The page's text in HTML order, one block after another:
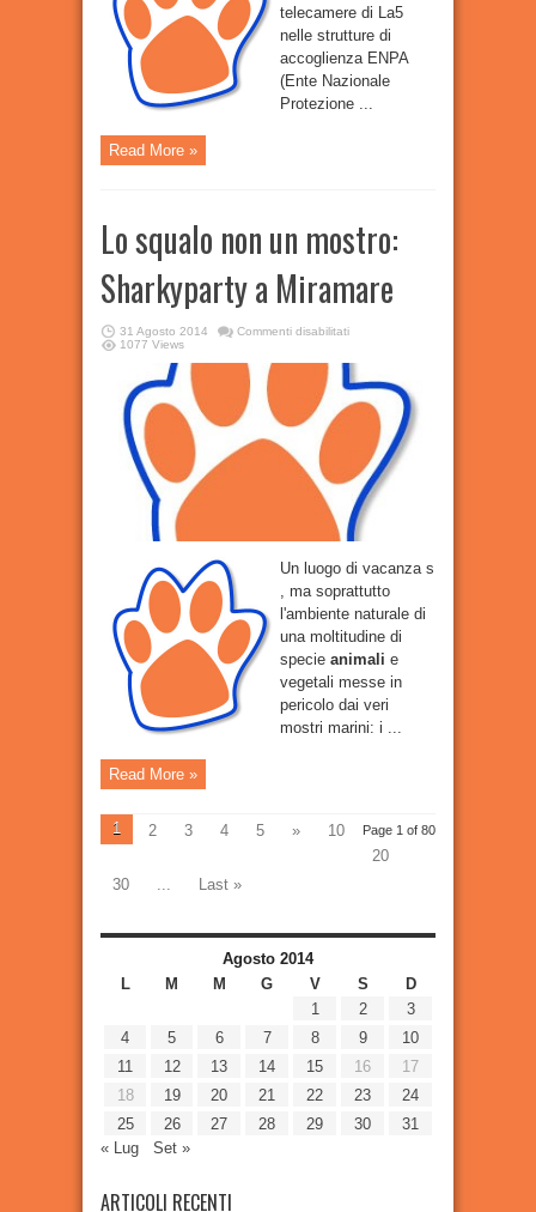
telecamere di La5
nelle strutture di
accoglienza ENPA
(Ente Nazionale
Protezione ...
Read More »
Lo squalo non un mostro:
Sharkyparty a Miramare
31 Agosto 2014 Commenti disabilitatisu
non
un
mostro:
Sharkyparty
Miramare
1077 Views
Un luogo di vacanza s
, ma soprattutto
l'ambiente naturale di
una moltitudine di
specie animali e
vegetali messe in
pericolo dai veri
mostri marini: i ...
Read More »
Page 1 of 80
1 2 3 4 5 »
10
20
30
... Last »
Agosto 2014
L
M M G V S
D
1
2
3
4
5 6 7 8 9
10
11
12 13 14 15 16
17
18
19 20 21 22 23
24
25
26 27 28 29 30
31
« Lug
Set »
ARTICOLI RECENTI